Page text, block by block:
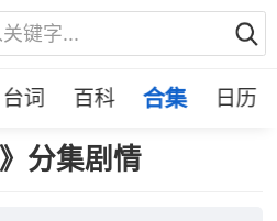
台词 百科 合集 日历
分集剧情